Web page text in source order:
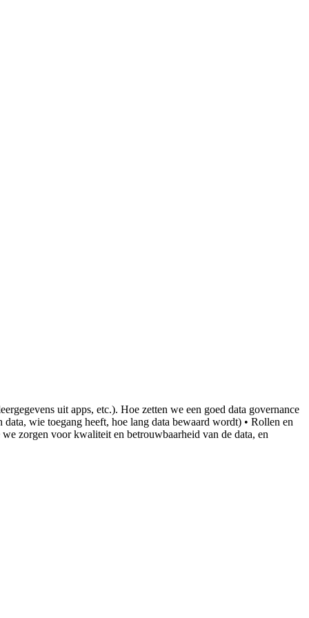
uit apps, etc.). Hoe zetten we een goed data governance
wie toegang heeft, hoe lang data bewaard wordt) • Rollen en
zorgen voor kwaliteit en betrouwbaarheid van de data, en